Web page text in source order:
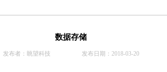
数据存储
发布者：眺望科技 发布日期：2018-03-20